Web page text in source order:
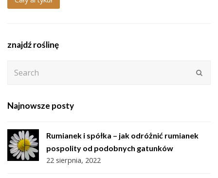
znajdź roślinę
Najnowsze posty
Rumianek i spółka – jak odróżnić rumianek
pospolity od podobnych gatunków
22 sierpnia, 2022